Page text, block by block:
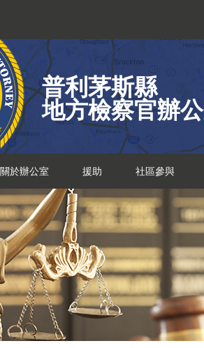
普利茅斯縣
地方檢察官辦
關於辦公室 援助 社區參與